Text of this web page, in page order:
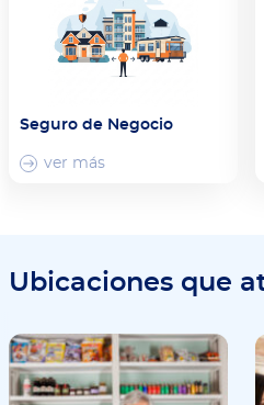
Seguro de Negocio
ver más
Ubicaciones que